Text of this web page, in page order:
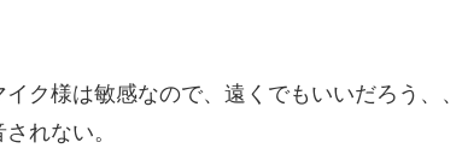
イク様は敏感なので、遠くでもいいだろう、
れない。